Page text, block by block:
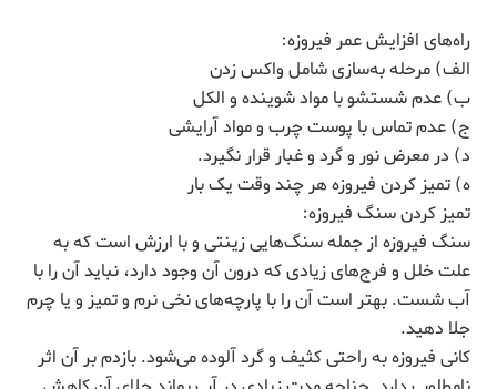
راه‌های افزایش عمر فیروزه:
الف) مرحله به‌سازی شامل واکس زدن
ب) عدم شستشو با مواد شوینده و الکل
ج) عدم تماس با پوست چرب و مواد آرایشی
د) در معرض نور و گرد و غبار قرار نگیرد.
ه) تمیز کردن فیروزه هر چند وقت یک بار
تمیز کردن سنگ فیروزه:
سنگ فیروزه از جمله سنگ‌هایی زینتی و با ارزش است که به
علت خلل و فرج‌های زیادی که درون آن وجود دارد، نباید آن را با
آب ‌شست. بهتر است آن را با پارچه‌های نخی نرم و تمیز و یا چرم
جلا دهید.
کانی فیروزه به راحتی کثیف و گرد آلوده می‌شود. بازدم بر آن اثر